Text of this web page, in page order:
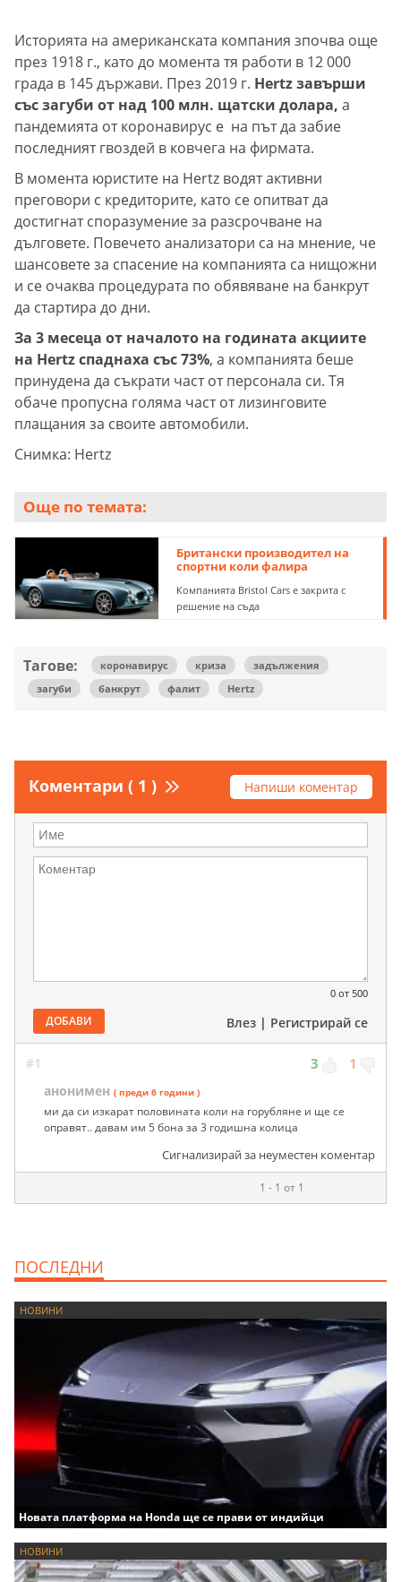
Историята на американската компания зпочва още
през 1918 г., като до момента тя работи в 12 000
града в 145 държави. През 2019 г. Hertz завърши
със загуби от над 100 млн. щатски долара, а
пандемията от коронавирус е на път да забие
последният гвоздей в ковчега на фирмата.
В момента юристите на Hertz водят активни
преговори с кредиторите, като се опитват да
достигнат споразумение за разсрочване на
дълговете. Повечето анализатори са на мнение, че
шансовете за спасение на компанията са нищожни
и се очаква процедурата по обявяване на банкрут
да стартира до дни.
За 3 месеца от началото на годината акциите
на Hertz спаднаха със 73%, а компанията беше
принудена да съкрати част от персонала си. Тя
обаче пропусна голяма част от лизинговите
плащания за своите автомобили.
Снимка: Hertz
Още по темата:
Британски производител на
спортни коли фалира
Компанията Bristol Cars е закрита с
решение на съда
Тагове: коронавирус криза
задължения
загуби
банкрут фалит Hertz
Коментари ( 1 ) Напиши коментар
0 от 500
ДОБАВИ Влез | Регистрирай се
#1 3 1
анонимен ( преди 6 години )
ми да си изкарат половината коли на горубляне и ще се
оправят.. давам им 5 бона за 3 годишна колица
Сигнализирай за неуместен коментар
1 - 1 от 1
ПОСЛЕДНИ
НОВИНИ
Новата платформа на Honda ще се прави от индийци
НОВИНИ